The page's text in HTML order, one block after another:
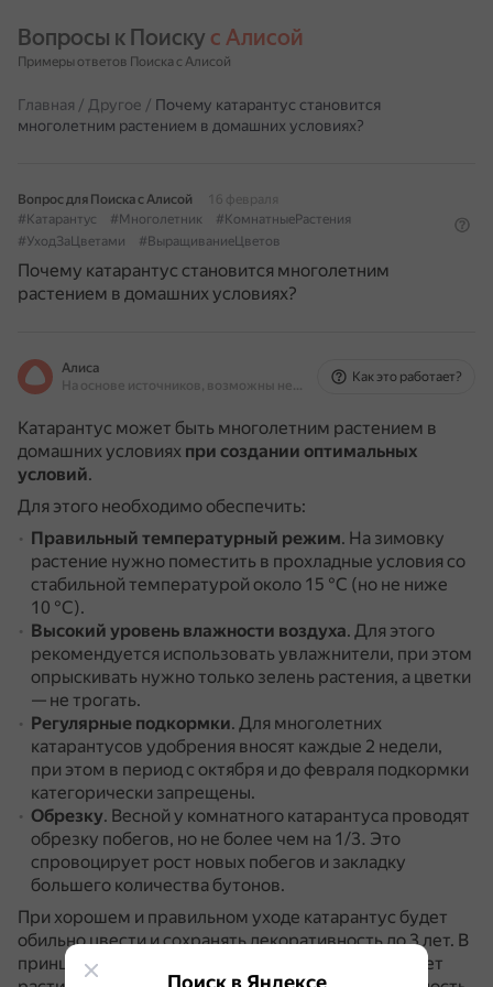
Вопросы к Поиску с Алисой
Примеры ответов Поиска с Алисой
Главная / Другое / Почему катарантус становится
многолетним растением в домашних условиях?
Вопрос для Поиска с Алисой
16 февраля
#Катарантус
#Многолетник
#КомнатныеРастения
#УходЗаЦветами
#ВыращиваниеЦветов
Почему катарантус становится многолетним
растением в домашних условиях?
Алиса
На основе источников, возможны неточности
Как это работает?
Катарантус может быть многолетним растением в
домашних условиях при создании оптимальных
условий.
Для этого необходимо обеспечить:
Правильный температурный режим. На зимовку
растение нужно поместить в прохладные условия со
стабильной температурой около 15 °С (но не ниже
10 °С).
Высокий уровень влажности воздуха. Для этого
рекомендуется использовать увлажнители, при этом
опрыскивать нужно только зелень растения, а цветки
— не трогать.
Регулярные подкормки. Для многолетних
катарантусов удобрения вносят каждые 2 недели,
при этом в период с октября и до февраля подкормки
категорически запрещены.
Обрезку. Весной у комнатного катарантуса проводят
обрезку побегов, но не более чем на 1/3. Это
спровоцирует рост новых побегов и закладку
большего количества бутонов.
При хорошем и правильном уходе катарантус будет
обильно цвести и сохранять декоративность до 3 лет. В
принципе, в комнатных условиях катарантус может
Поиск в Яндексе